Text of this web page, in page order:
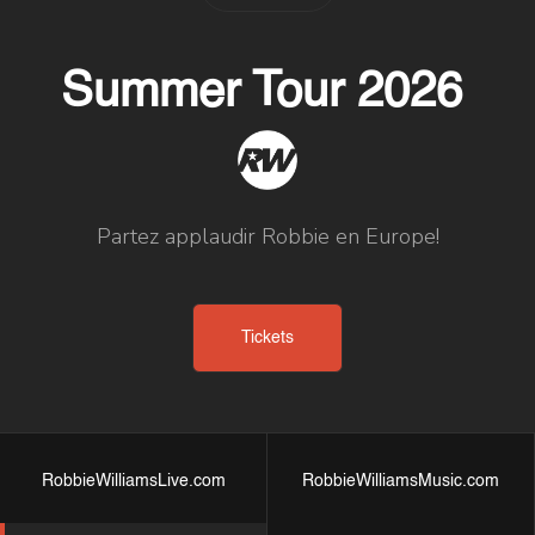
Summer Tour 2026
Partez applaudir Robbie en Europe!
Tickets
RobbieWilliamsLive.com RobbieWilliamsMusic.com